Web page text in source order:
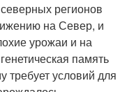
регионов
на Север, и
урожаи и на
память
условий для